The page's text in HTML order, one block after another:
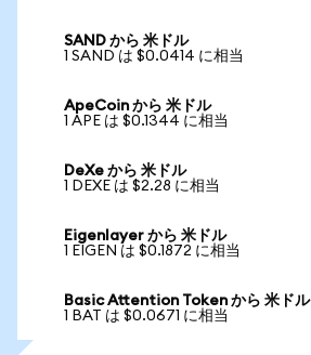
SAND から 米ドル
1 SAND は $0.0414 に相当
ApeCoin から 米ドル
1 APE は $0.1344 に相当
DeXe から 米ドル
1 DEXE は $2.28 に相当
Eigenlayer から 米ドル
1 EIGEN は $0.1872 に相当
Basic Attention Token から 米ドル
1 BAT は $0.0671 に相当